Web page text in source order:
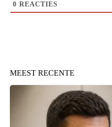
0 REACTIES
MEEST RECENTE